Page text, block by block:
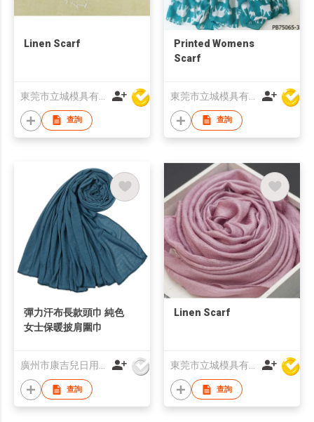
Linen Scarf
查詢
Printed Womens
Scarf
查詢
彈力汗布長款頭巾 純色
女士保暖披肩圍巾
查詢
Linen Scarf
查詢